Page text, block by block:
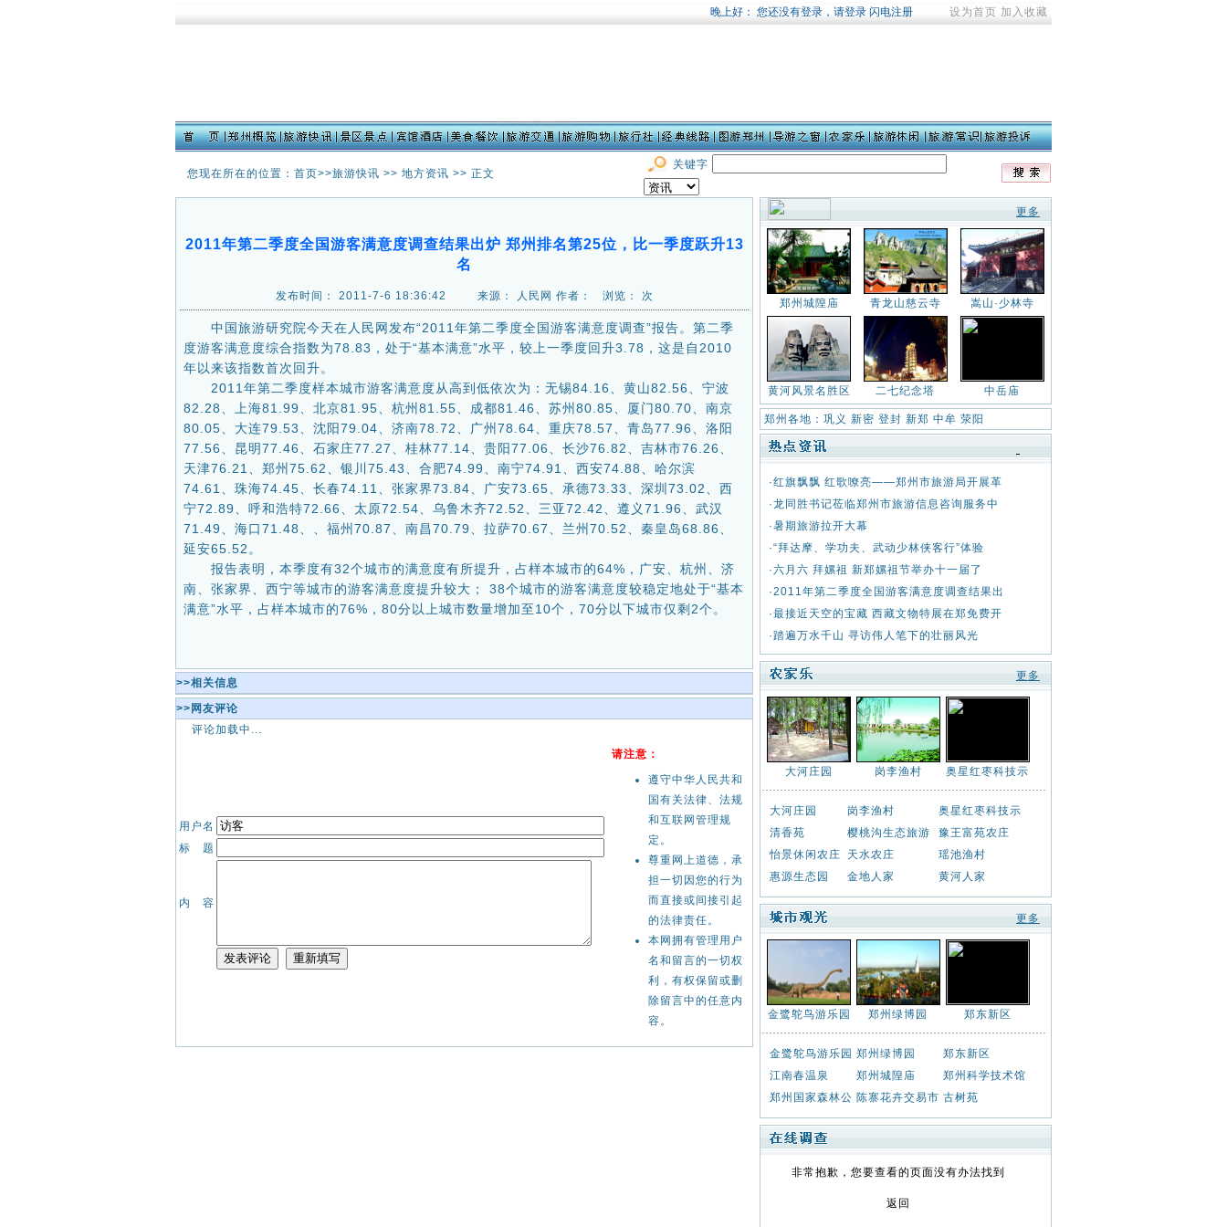
设为首页 加入收藏
您现在所在的位置：首页>>旅游快讯 >> 地方资讯 >> 正文
关键字
2011年第二季度全国游客满意度调查结果出炉 郑州排名第25位，比一季度跃升13
名
发布时间： 2011-7-6 18:36:42 来源： 人民网 作者： 浏览： 次
中国旅游研究院今天在人民网发布“2011年第二季度全国游客满意度调查”报告。第二季
度游客满意度综合指数为78.83，处于“基本满意”水平，较上一季度回升3.78，这是自2010
年以来该指数首次回升。
2011年第二季度样本城市游客满意度从高到低依次为：无锡84.16、黄山82.56、宁波
82.28、上海81.99、北京81.95、杭州81.55、成都81.46、苏州80.85、厦门80.70、南京
80.05、大连79.53、沈阳79.04、济南78.72、广州78.64、重庆78.57、青岛77.96、洛阳
77.56、昆明77.46、石家庄77.27、桂林77.14、贵阳77.06、长沙76.82、吉林市76.26、
天津76.21、郑州75.62、银川75.43、合肥74.99、南宁74.91、西安74.88、哈尔滨
74.61、珠海74.45、长春74.11、张家界73.84、广安73.65、承德73.33、深圳73.02、西
宁72.89、呼和浩特72.66、太原72.54、乌鲁木齐72.52、三亚72.42、遵义71.96、武汉
71.49、海口71.48、、福州70.87、南昌70.79、拉萨70.67、兰州70.52、秦皇岛68.86、
延安65.52。
报告表明，本季度有32个城市的满意度有所提升，占样本城市的64%，广安、杭州、济
南、张家界、西宁等城市的游客满意度提升较大； 38个城市的游客满意度较稳定地处于“基本
满意”水平，占样本城市的76%，80分以上城市数量增加至10个，70分以下城市仅剩2个。
>>相关信息
>>网友评论
评论加载中...
用户名
标 题
内 容
请注意：
遵守中华人民共和
国有关法律、法规
和互联网管理规
定。
尊重网上道德，承
担一切因您的行为
而直接或间接引起
的法律责任。
本网拥有管理用户
名和留言的一切权
利，有权保留或删
除留言中的任意内
容。
更多
郑州城隍庙 青龙山慈云寺 嵩山·少林寺
黄河风景名胜区 二七纪念塔 中岳庙
郑州各地： 巩义 新密 登封 新郑 中牟 荥阳
·红旗飘飘 红歌嘹亮——郑州市旅游局开展革
·龙同胜书记莅临郑州市旅游信息咨询服务中
·暑期旅游拉开大幕
·“拜达摩、学功夫、武动少林侠客行”体验
·六月六 拜嫘祖 新郑嫘祖节举办十一届了
·2011年第二季度全国游客满意度调查结果出
·最接近天空的宝藏 西藏文物特展在郑免费开
·踏遍万水千山 寻访伟人笔下的壮丽风光
更多
大河庄园 岗李渔村 奥星红枣科技示
大河庄园 岗李渔村
奥星红枣科技示
清香苑
樱桃沟生态旅游
豫王富苑农庄
怡景休闲农庄
天水农庄
瑶池渔村
惠源生态园
金地人家 黄河人家
更多
金鹭鸵鸟游乐园 郑州绿博园 郑东新区
金鹭鸵鸟游乐园 郑州绿博园
郑东新区
江南春温泉
郑州城隍庙
郑州科学技术馆
郑州国家森林公 陈寨花卉交易市 古树苑
非常抱歉，您要查看的页面没有办法找到
返回